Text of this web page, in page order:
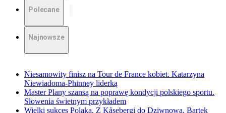
Polecane
Najnowsze
Niesamowity finisz na Tour de France kobiet. Katarzyna
Niewiadoma-Phinney liderką
Master Plany szansą na poprawę kondycji polskiego sportu.
Słowenia świetnym przykładem
Wielki sukces Polaka. Z Kåsebergi do Dziwnowa. Bartek